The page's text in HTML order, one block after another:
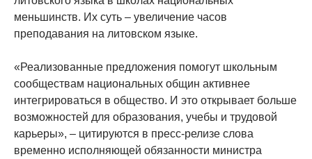
меньшинств. Их суть – увеличение часов
преподавания на литовском языке.
«Реализованные предложения помогут школьным
сообществам национальных общин активнее
интегрироваться в общество. И это открывает больше
возможностей для образования, учебы и трудовой
карьеры», – цитируются в пресс-релизе слова
временно исполняющей обязанности министра